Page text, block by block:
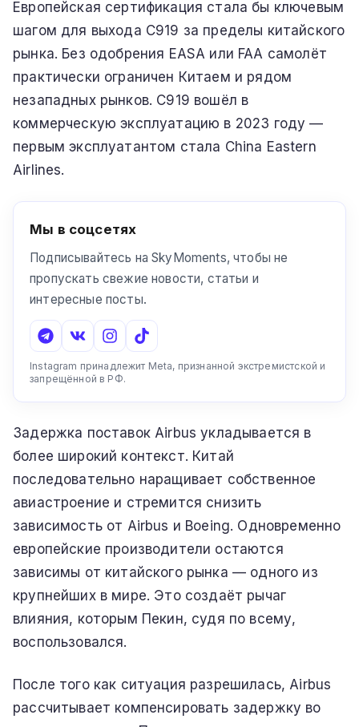
Европейская сертификация стала бы ключевым
шагом для выхода C919 за пределы китайского
рынка. Без одобрения EASA или FAA самолёт
практически ограничен Китаем и рядом
незападных рынков. C919 вошёл в
коммерческую эксплуатацию в 2023 году —
первым эксплуатантом стала China Eastern
Airlines.
Мы в соцсетях
Подписывайтесь на SkyMoments, чтобы не
пропускать свежие новости, статьи и
интересные посты.
Instagram принадлежит Meta, признанной экстремистской и
запрещённой в РФ.
Задержка поставок Airbus укладывается в
более широкий контекст. Китай
последовательно наращивает собственное
авиастроение и стремится снизить
зависимость от Airbus и Boeing. Одновременно
европейские производители остаются
зависимы от китайского рынка — одного из
крупнейших в мире. Это создаёт рычаг
влияния, которым Пекин, судя по всему,
воспользовался.
После того как ситуация разрешилась, Airbus
рассчитывает компенсировать задержку во